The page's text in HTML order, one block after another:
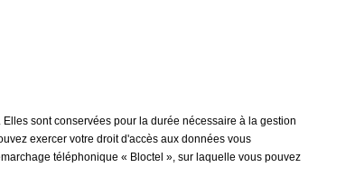
sont conservées pour la durée nécessaire à la gestion
exercer votre droit d'accès aux données vous
téléphonique « Bloctel », sur laquelle vous pouvez